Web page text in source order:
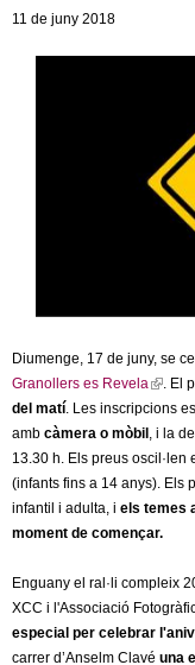
a
G
a
n
o
r
11 de juny 2018
Diumenge, 17 de juny, se
Granollers es Revela(
l
i
n
k
i
s
x
t
e
r
. El
del matí. Les inscripcions
amb càmera o mòbil , i la
13.30 h. Els preus oscil·len
(infants fins a 14 anys). Els
infantil i adulta, i els temes
moment de començar.
Enguany el ral·li compleix
XCC i l'Associació
especial per celebrar
carrer d’Anselm Clavé una